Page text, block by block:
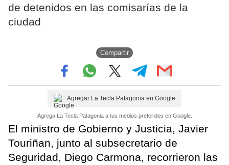
de detenidos en las comisarías de la
ciudad
Compartir
Agregar La Tecla Patagonia en Google
Agrega La Tecla Patagonia a tus medios preferidos en Google.
El ministro de Gobierno y Justicia, Javier
Touriñan, junto al subsecretario de
Seguridad, Diego Carmona, recorrieron las